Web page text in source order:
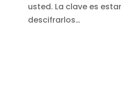
usted. La clave es
descifrarlos…